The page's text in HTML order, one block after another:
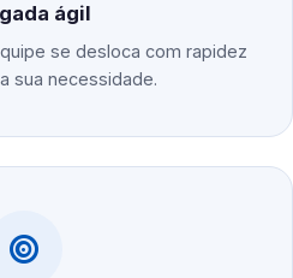
ágil
se desloca com rapidez
sua necessidade.